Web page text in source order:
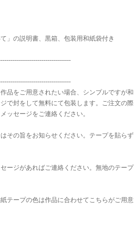
」の説明書、黒箱、包装用和紙袋付き
品をご用意されたい場合、シンプルですが和
で封をして無料にて包装します。ご注文の際
ッセージをご連絡ください。
その旨をお知らせください。テープを貼らず
ージがあればご連絡ください。無地のテープ
テープの色は作品に合わせてこちらがご用意